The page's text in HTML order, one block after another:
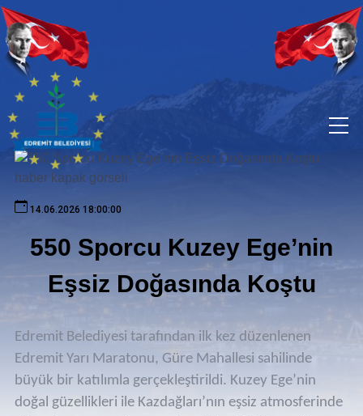
14.06.2026 18:00:00
550 Sporcu Kuzey Ege’nin
Eşsiz Doğasında Koştu
Edremit Belediyesi tarafından ilk kez düzenlenen
Edremit Yarı Maratonu, Güre Mahallesi sahilinde
büyük bir katılımla gerçekleştirildi. Kuzey Ege’nin
doğal güzellikleri ile Kazdağları’nın eşsiz atmosferinde